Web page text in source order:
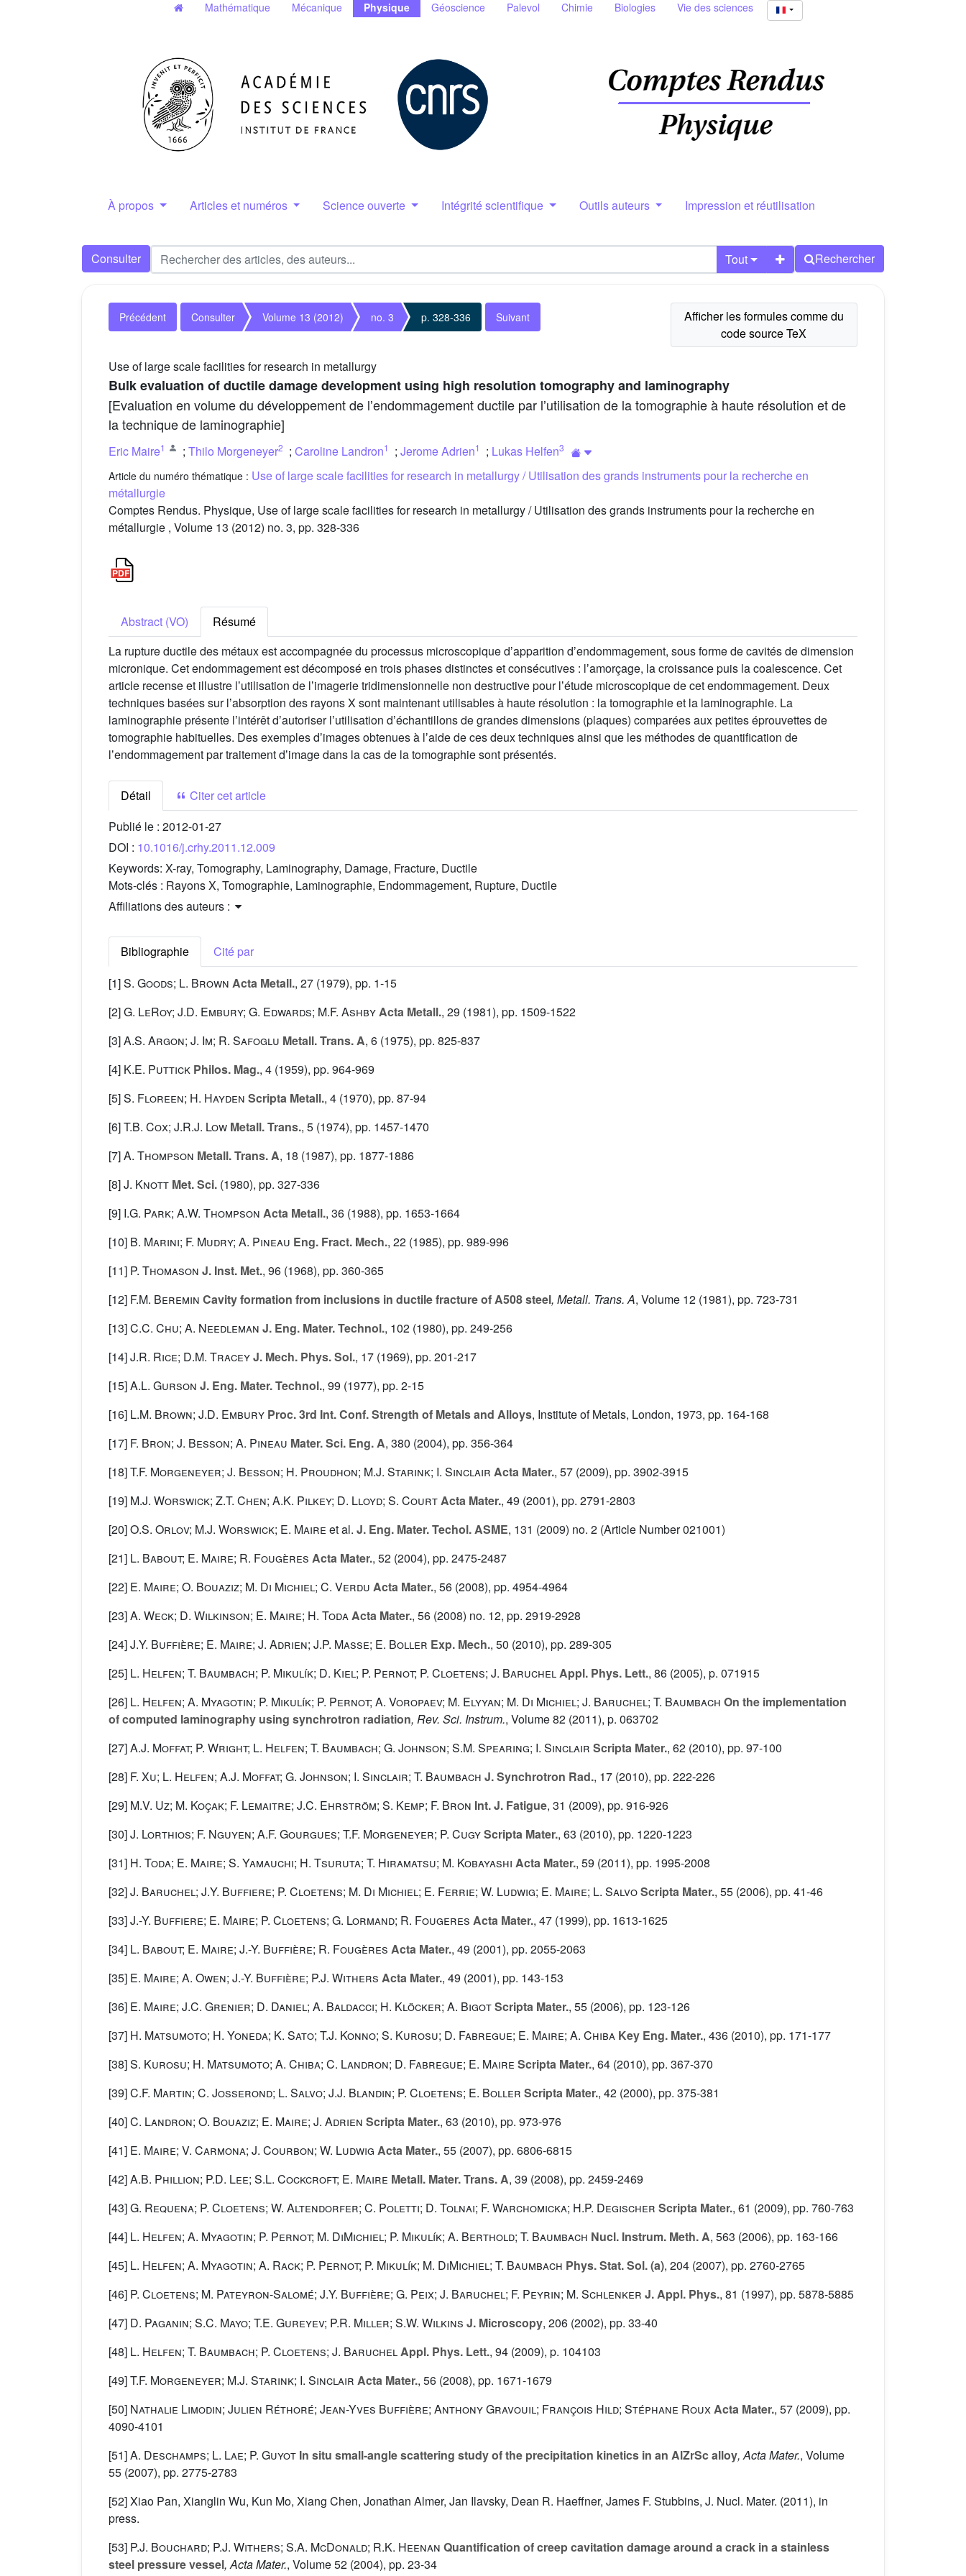
Mathématique Mécanique Physique Géoscience Palevol Chimie Biologies Vie des sciences
À propos Articles et numéros Science ouverte Intégrité scientifique Outils auteurs Impression et réutilisation
Consulter Tout Rechercher
Précédent Consulter Volume 13 (2012) no. 3 p. 328-336 Suivant
Use of large scale facilities for research in metallurgy
Bulk evaluation of ductile damage development using high resolution tomography and laminography
[Evaluation en volume du développement de lʼendommagement ductile par lʼutilisation de la tomographie à haute résolution et de
la technique de laminographie]
Eric Maire1 ; Thilo Morgeneyer2 ; Caroline Landron1 ; Jerome Adrien1 ; Lukas Helfen3
Article du numéro thématique : Use of large scale facilities for research in metallurgy / Utilisation des grands instruments pour la recherche en
métallurgie
Comptes Rendus. Physique, Use of large scale facilities for research in metallurgy / Utilisation des grands instruments pour la recherche en
métallurgie , Volume 13 (2012) no. 3, pp. 328-336
Abstract (VO)
Résumé
La rupture ductile des métaux est accompagnée du processus microscopique dʼapparition dʼendommagement, sous forme de cavités de dimension
micronique. Cet endommagement est décomposé en trois phases distinctes et consécutives : lʼamorçage, la croissance puis la coalescence. Cet
article recense et illustre lʼutilisation de lʼimagerie tridimensionnelle non destructive pour lʼétude microscopique de cet endommagement. Deux
techniques basées sur lʼabsorption des rayons X sont maintenant utilisables à haute résolution : la tomographie et la laminographie. La
laminographie présente lʼintérêt dʼautoriser lʼutilisation dʼéchantillons de grandes dimensions (plaques) comparées aux petites éprouvettes de
tomographie habituelles. Des exemples dʼimages obtenues à lʼaide de ces deux techniques ainsi que les méthodes de quantification de
lʼendommagement par traitement dʼimage dans la cas de la tomographie sont présentés.
Détail
Citer cet article
Publié le : 2012-01-27
DOI : 10.1016/j.crhy.2011.12.009
Keywords: X-ray, Tomography, Laminography, Damage, Fracture, Ductile
Mots-clés : Rayons X, Tomographie, Laminographie, Endommagement, Rupture, Ductile
Affiliations des auteurs :
Bibliographie
Cité par
[1]S. Goods; L. Brown Acta Metall., 27 (1979), pp. 1-15
[2]G. LeRoy; J.D. Embury; G. Edwards; M.F. AshbyActa Metall., 29 (1981), pp. 1509-1522
[3]A.S. Argon; J. Im; R. Safoglu Metall. Trans. A, 6 (1975), pp. 825-837
[4] K.E. Puttick Philos. Mag., 4 (1959), pp. 964-969
[5]S. Floreen; H. Hayden Scripta Metall., 4 (1970), pp. 87-94
[6]T.B. Cox; J.R.J. Low Metall. Trans., 5 (1974), pp. 1457-1470
[7]A. Thompson Metall. Trans. A, 18 (1987), pp. 1877-1886
[8]J. Knott Met. Sci. (1980), pp. 327-336
[9] I.G. Park; A.W. Thompson Acta Metall., 36 (1988), pp. 1653-1664
[10] B. Marini; F. Mudry; A. Pineau Eng. Fract. Mech., 22 (1985), pp. 989-996
[11] P. Thomason J. Inst. Met., 96 (1968), pp. 360-365
[12] F.M. Beremin Cavity formation from inclusions in ductile fracture of A508 steel, Metall. Trans. A, Volume 12 (1981), pp. 723-731
[13]C.C. Chu; A. Needleman J. Eng. Mater. Technol., 102 (1980), pp. 249-256
[14]J.R. Rice; D.M. TraceyJ. Mech. Phys. Sol., 17 (1969), pp. 201-217
[15]A.L. Gurson J. Eng. Mater. Technol., 99 (1977), pp. 2-15
[16] L.M. Brown; J.D. Embury Proc. 3rd Int. Conf. Strength of Metals and Alloys, Institute of Metals, London, 1973, pp. 164-168
[17] F. Bron; J. Besson; A. Pineau Mater. Sci. Eng. A, 380 (2004), pp. 356-364
[18]T.F. Morgeneyer; J. Besson; H. Proudhon; M.J. Starink; I. Sinclair Acta Mater., 57 (2009), pp. 3902-3915
[19] M.J. Worswick; Z.T. Chen; A.K. Pilkey; D. Lloyd; S. CourtActa Mater., 49 (2001), pp. 2791-2803
[20]O.S. Orlov; M.J. Worswick; E. Maire et al. J. Eng. Mater. Techol. ASME, 131 (2009) no. 2 (Article Number 021001)
[21] L. Babout; E. Maire; R. Fougères Acta Mater., 52 (2004), pp. 2475-2487
[22] E. Maire; O. Bouaziz; M. Di Michiel; C. Verdu Acta Mater., 56 (2008), pp. 4954-4964
[23]A. Weck; D. Wilkinson; E. Maire; H. TodaActa Mater., 56 (2008) no. 12, pp. 2919-2928
[24]J.Y. Buffière; E. Maire; J. Adrien; J.P. Masse; E. Boller Exp. Mech., 50 (2010), pp. 289-305
[25] L. Helfen; T. Baumbach; P. Mikulík; D. Kiel; P. Pernot; P. Cloetens; J. BaruchelAppl. Phys. Lett., 86 (2005), p. 071915
[26] L. Helfen; A. Myagotin; P. Mikulík; P. Pernot; A. Voropaev; M. Elyyan; M. Di Michiel; J. Baruchel; T. Baumbach On the implementation
of computed laminography using synchrotron radiation, Rev. Sci. Instrum., Volume 82 (2011), p. 063702
[27]A.J. Moffat; P. Wright; L. Helfen; T. Baumbach; G. Johnson; S.M. Spearing; I. Sinclair Scripta Mater., 62 (2010), pp. 97-100
[28] F. Xu; L. Helfen; A.J. Moffat; G. Johnson; I. Sinclair; T. Baumbach J. Synchrotron Rad., 17 (2010), pp. 222-226
[29] M.V. Uz; M. Koçak; F. Lemaitre; J.C. Ehrström; S. Kemp; F. Bron Int. J. Fatigue, 31 (2009), pp. 916-926
[30]J. Lorthios; F. Nguyen; A.F. Gourgues; T.F. Morgeneyer; P. CugyScripta Mater., 63 (2010), pp. 1220-1223
[31] H. Toda; E. Maire; S. Yamauchi; H. Tsuruta; T. Hiramatsu; M. Kobayashi Acta Mater., 59 (2011), pp. 1995-2008
[32]J. Baruchel; J.Y. Buffiere; P. Cloetens; M. Di Michiel; E. Ferrie; W. Ludwig; E. Maire; L. SalvoScripta Mater., 55 (2006), pp. 41-46
[33]J.-Y. Buffiere; E. Maire; P. Cloetens; G. Lormand; R. Fougeres Acta Mater., 47 (1999), pp. 1613-1625
[34] L. Babout; E. Maire; J.-Y. Buffière; R. Fougères Acta Mater., 49 (2001), pp. 2055-2063
[35] E. Maire; A. Owen; J.-Y. Buffière; P.J. Withers Acta Mater., 49 (2001), pp. 143-153
[36] E. Maire; J.C. Grenier; D. Daniel; A. Baldacci; H. Klöcker; A. BigotScripta Mater., 55 (2006), pp. 123-126
[37] H. Matsumoto; H. Yoneda; K. Sato; T.J. Konno; S. Kurosu; D. Fabregue; E. Maire; A. Chiba Key Eng. Mater., 436 (2010), pp. 171-177
[38]S. Kurosu; H. Matsumoto; A. Chiba; C. Landron; D. Fabregue; E. Maire Scripta Mater., 64 (2010), pp. 367-370
[39]C.F. Martin; C. Josserond; L. Salvo; J.J. Blandin; P. Cloetens; E. Boller Scripta Mater., 42 (2000), pp. 375-381
[40]C. Landron; O. Bouaziz; E. Maire; J. Adrien Scripta Mater., 63 (2010), pp. 973-976
[41] E. Maire; V. Carmona; J. Courbon; W. Ludwig Acta Mater., 55 (2007), pp. 6806-6815
[42]A.B. Phillion; P.D. Lee; S.L. Cockcroft; E. Maire Metall. Mater. Trans. A, 39 (2008), pp. 2459-2469
[43]G. Requena; P. Cloetens; W. Altendorfer; C. Poletti; D. Tolnai; F. Warchomicka; H.P. Degischer Scripta Mater., 61 (2009), pp. 760-763
[44] L. Helfen; A. Myagotin; P. Pernot; M. DiMichiel; P. Mikulík; A. Berthold; T. Baumbach Nucl. Instrum. Meth. A, 563 (2006), pp. 163-166
[45] L. Helfen; A. Myagotin; A. Rack; P. Pernot; P. Mikulík; M. DiMichiel; T. Baumbach Phys. Stat. Sol. (a), 204 (2007), pp. 2760-2765
[46] P. Cloetens; M. Pateyron-Salomé; J.Y. Buffière; G. Peix; J. Baruchel; F. Peyrin; M. Schlenker J. Appl. Phys., 81 (1997), pp. 5878-5885
[47] D. Paganin; S.C. Mayo; T.E. Gureyev; P.R. Miller; S.W. Wilkins J. Microscopy, 206 (2002), pp. 33-40
[48] L. Helfen; T. Baumbach; P. Cloetens; J. BaruchelAppl. Phys. Lett., 94 (2009), p. 104103
[49]T.F. Morgeneyer; M.J. Starink; I. Sinclair Acta Mater., 56 (2008), pp. 1671-1679
[50] Nathalie Limodin; Julien Réthoré; Jean-Yves Buffière; Anthony Gravouil; François Hild; Stéphane RouxActa Mater., 57 (2009), pp.
4090-4101
[51]A. Deschamps; L. Lae; P. Guyot In situ small-angle scattering study of the precipitation kinetics in an AlZrSc alloy, Acta Mater., Volume
55 (2007), pp. 2775-2783
[52] Xiao Pan, Xianglin Wu, Kun Mo, Xiang Chen, Jonathan Almer, Jan Ilavsky, Dean R. Haeffner, James F. Stubbins, J. Nucl. Mater. (2011), in
press.
[53] P.J. Bouchard; P.J. Withers; S.A. McDonald; R.K. Heenan Quantification of creep cavitation damage around a crack in a stainless
steel pressure vessel, Acta Mater., Volume 52 (2004), pp. 23-34